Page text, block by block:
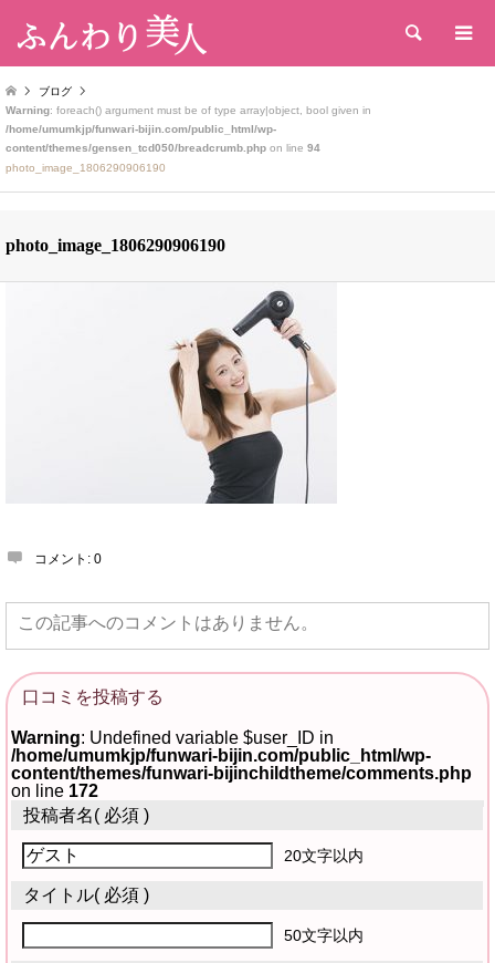
検索
ブログ
Warning: foreach() argument must be of type array|object, bool given in
/home/umumkjp/funwari-bijin.com/public_html/wp-
content/themes/gensen_tcd050/breadcrumb.php on line 94
photo_image_1806290906190
photo_image_1806290906190
コメント: 0
この記事へのコメントはありません。
口コミを投稿する
Warning : Undefined variable $user_ID in
/home/umumkjp/funwari-bijin.com/public_html/wp-
content/themes/funwari-bijinchildtheme/comments.php
on line 172
投稿者名( 必須 )
20文字以内
タイトル( 必須 )
50文字以内